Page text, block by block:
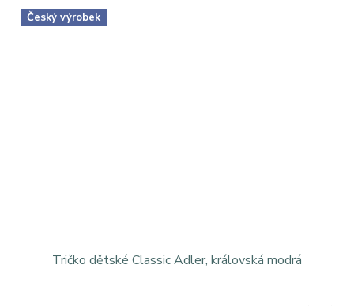
Český výrobek
Tričko dětské Classic Adler, královská modrá